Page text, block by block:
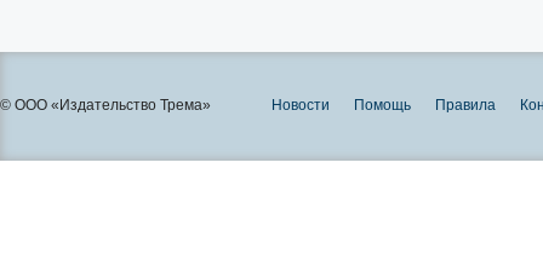
© ООО «Издательство Трема» Новости Помощь Правила